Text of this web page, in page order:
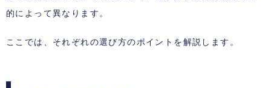
的によって異なります。
ここでは、それぞれの選び方のポイントを解説します。